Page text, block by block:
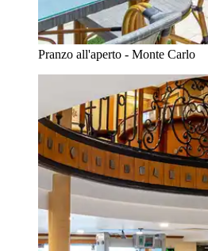
Pranzo all'aperto - Monte Carlo